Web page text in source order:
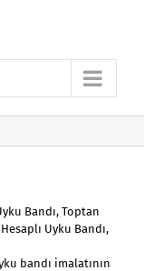
Bandı, Toptan
Hesaplı Uyku Bandı,
bandı imalatının